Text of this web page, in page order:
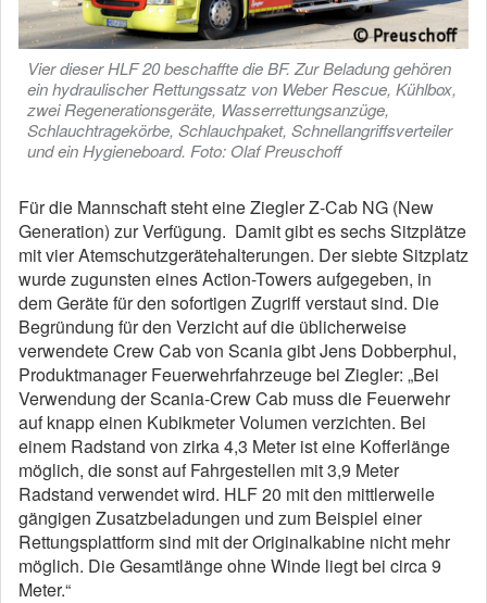
Vier dieser HLF 20 beschaffte die BF. Zur Beladung gehören
ein hydraulischer Rettungssatz von Weber Rescue, Kühlbox,
zwei Regenerationsgeräte, Wasserrettungsanzüge,
Schlauchtragekörbe, Schlauchpaket, Schnellangriffsverteiler
und ein Hygieneboard. Foto: Olaf Preuschoff
Für die Mannschaft steht eine Ziegler Z-Cab NG (New
Generation) zur Verfügung. Damit gibt es sechs Sitzplätze
mit vier Atemschutzgerätehalterungen. Der siebte Sitzplatz
wurde zugunsten eines Action-Towers aufgegeben, in
dem Geräte für den sofortigen Zugriff verstaut sind. Die
Begründung für den Verzicht auf die üblicherweise
verwendete Crew Cab von Scania gibt Jens Dobberphul,
Produktmanager Feuerwehrfahrzeuge bei Ziegler: „Bei
Verwendung der Scania-Crew Cab muss die Feuerwehr
auf knapp einen Kubikmeter Volumen verzichten. Bei
einem Radstand von zirka 4,3 Meter ist eine Kofferlänge
möglich, die sonst auf Fahrgestellen mit 3,9 Meter
Radstand verwendet wird. HLF 20 mit den mittlerweile
gängigen Zusatzbeladungen und zum Beispiel einer
Rettungsplattform sind mit der Originalkabine nicht mehr
möglich. Die Gesamtlänge ohne Winde liegt bei circa 9
Meter.“